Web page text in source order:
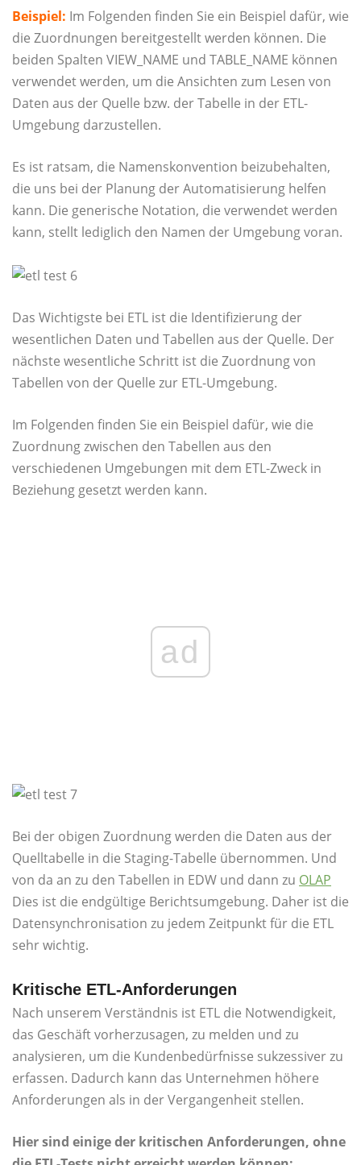
Beispiel: Im Folgenden finden Sie ein Beispiel dafür, wie
die Zuordnungen bereitgestellt werden können. Die
beiden Spalten VIEW_NAME und TABLE_NAME können
verwendet werden, um die Ansichten zum Lesen von
Daten aus der Quelle bzw. der Tabelle in der ETL-
Umgebung darzustellen.
Es ist ratsam, die Namenskonvention beizubehalten,
die uns bei der Planung der Automatisierung helfen
kann. Die generische Notation, die verwendet werden
kann, stellt lediglich den Namen der Umgebung voran.
Das Wichtigste bei ETL ist die Identifizierung der
wesentlichen Daten und Tabellen aus der Quelle. Der
nächste wesentliche Schritt ist die Zuordnung von
Tabellen von der Quelle zur ETL-Umgebung.
Im Folgenden finden Sie ein Beispiel dafür, wie die
Zuordnung zwischen den Tabellen aus den
verschiedenen Umgebungen mit dem ETL-Zweck in
Beziehung gesetzt werden kann.
ad
Bei der obigen Zuordnung werden die Daten aus der
Quelltabelle in die Staging-Tabelle übernommen. Und
von da an zu den Tabellen in EDW und dann zu OLAP
Dies ist die endgültige Berichtsumgebung. Daher ist die
Datensynchronisation zu jedem Zeitpunkt für die ETL
sehr wichtig.
Kritische ETL-Anforderungen
Nach unserem Verständnis ist ETL die Notwendigkeit,
das Geschäft vorherzusagen, zu melden und zu
analysieren, um die Kundenbedürfnisse sukzessiver zu
erfassen. Dadurch kann das Unternehmen höhere
Anforderungen als in der Vergangenheit stellen.
Hier sind einige der kritischen Anforderungen, ohne